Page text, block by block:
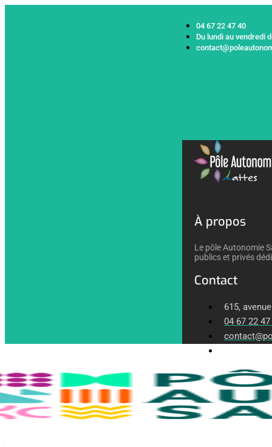
04 67 22 47 40
Du lundi au vendredi
À propos
Le pôle Autonomie
publics et privés
Contact
615,
04 67 22